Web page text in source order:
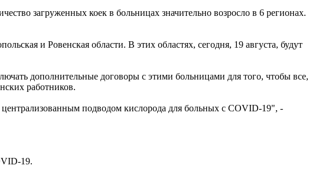
загруженных коек в больницах значительно возросло в 6 регионах.
и Ровенская области. В этих областях, сегодня, 19 августа, будут
дополнительные договоры с этими больницами для того, чтобы все,
работников.
подводом кислорода для больных с COVID-19", -
19.